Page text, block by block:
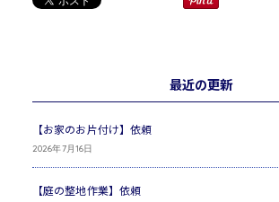
最近の更新
【お家のお片付け】依頼
2026年7月16日
【庭の整地作業】依頼